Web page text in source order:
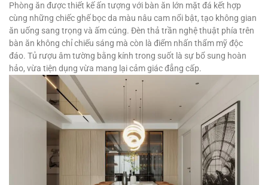
Phòng ăn được thiết kế ấn tượng với bàn ăn lớn mặt đá kết hợp
cùng những chiếc ghế bọc da màu nâu cam nổi bật, tạo không gian
ăn uống sang trọng và ấm cúng. Đèn thả trần nghệ thuật phía trên
bàn ăn không chỉ chiếu sáng mà còn là điểm nhấn thẩm mỹ độc
đáo. Tủ rượu âm tường bằng kính trong suốt là sự bổ sung hoàn
hảo, vừa tiện dụng vừa mang lại cảm giác đẳng cấp.